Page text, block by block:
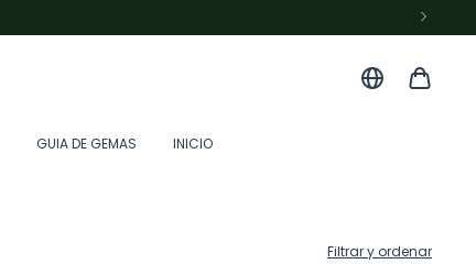
GUIA DE GEMAS INICIO
Filtrar y ordenar